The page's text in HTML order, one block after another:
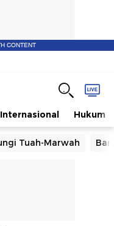
CONTENT
Internasional Hukum
Tuah-Marwah